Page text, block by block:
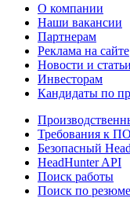
О компании
Наши вакансии
Партнерам
Реклама на сайте
Новости и статьи
Инвесторам
Кандидаты по
Требования к ПО
Безопасный
HeadHunter API
Поиск работы
Поиск по резюме